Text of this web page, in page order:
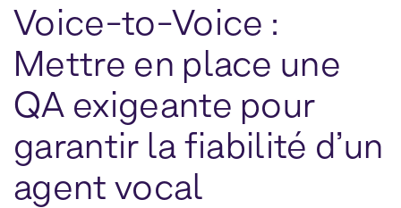
Voice-to-Voice :
Mettre en place une
QA exigeante pour
garantir la fiabilité d’un
agent vocal